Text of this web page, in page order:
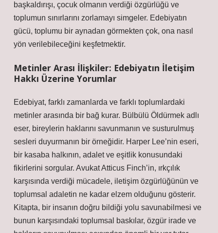
başkaldırışı, çocuk olmanın verdiği özgürlüğü ve
toplumun sınırlarını zorlamayı simgeler. Edebiyatın
gücü, toplumu bir aynadan görmekten çok, ona nasıl
yön verilebileceğini keşfetmektir.
Metinler Arası İlişkiler: Edebiyatın İletişim
Hakkı Üzerine Yorumlar
Edebiyat, farklı zamanlarda ve farklı toplumlardaki
metinler arasında bir bağ kurar. Bülbülü Öldürmek adlı
eser, bireylerin haklarını savunmanın ve susturulmuş
sesleri duyurmanın bir örneğidir. Harper Lee’nin eseri,
bir kasaba halkının, adalet ve eşitlik konusundaki
fikirlerini sorgular. Avukat Atticus Finch’in, ırkçılık
karşısında verdiği mücadele, iletişim özgürlüğünün ve
toplumsal adaletin ne kadar elzem olduğunu gösterir.
Kitapta, bir insanın doğru bildiği yolu savunabilmesi ve
bunun karşısındaki toplumsal baskılar, özgür irade ve